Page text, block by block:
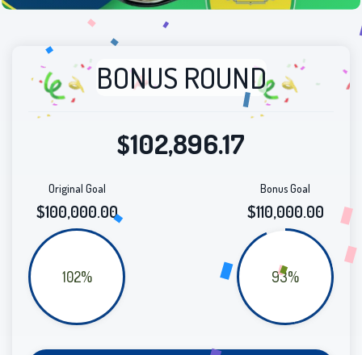
BONUS ROUND
$102,896.17
Bonus Goal
$110,000.00
93%
Original Goal
$100,000.00
102%